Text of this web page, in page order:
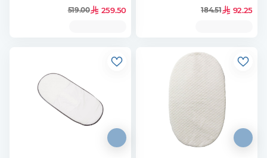
92.25
184.51
259.50
519.00